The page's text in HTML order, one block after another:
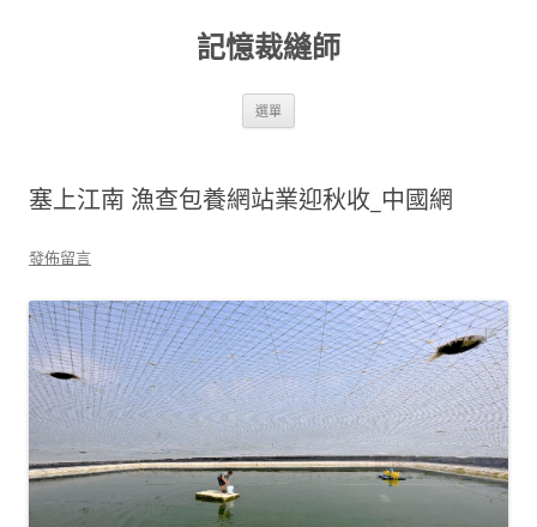
記憶裁縫師
選單
塞上江南 漁查包養網站業迎秋收_中國網
發佈留言